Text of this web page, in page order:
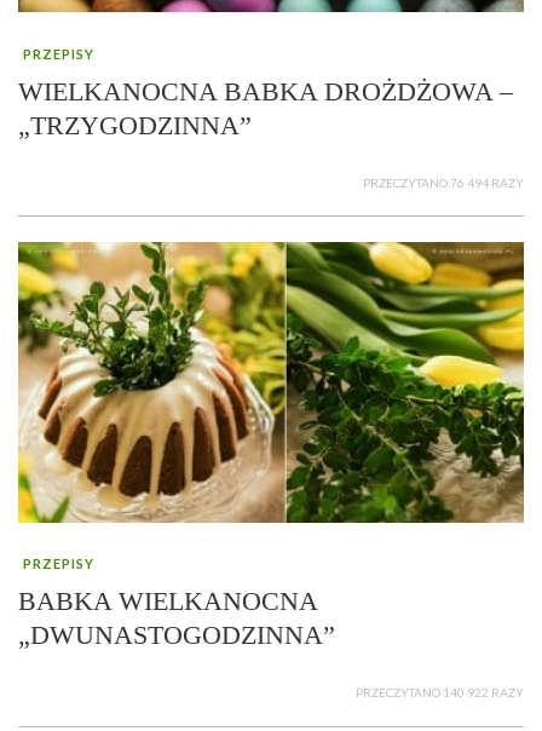
PRZEPISY
WIELKANOCNA BABKA DROŻDŻOWA –
„TRZYGODZINNA”
PRZECZYTANO 76 494 RAZY
PRZEPISY
BABKA WIELKANOCNA
„DWUNASTOGODZINNA”
PRZECZYTANO 140 922 RAZY